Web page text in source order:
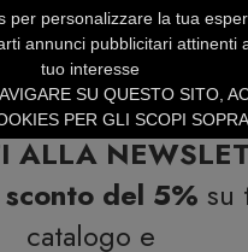
ALLA
sconto del 5% su
catalogo e
CLIENTI +39.0773.470.562
| Fino al 40% di
per personalizzare la tua
annunci pubblicitari attinenti
tuo interesse
SU QUESTO SITO,
PER GLI SCOPI